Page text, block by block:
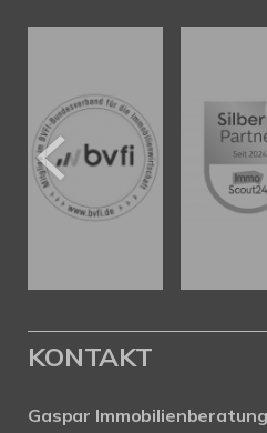
KONTAKT
Gaspar Immobilienberatung